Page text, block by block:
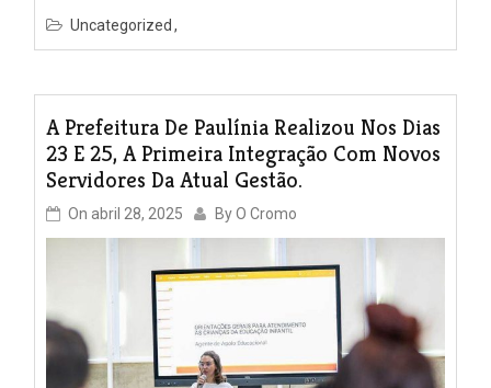
Uncategorized
A Prefeitura De Paulínia Realizou Nos Dias
23 E 25, A Primeira Integração Com Novos
Servidores Da Atual Gestão.
On abril 28, 2025 ByO Cromo